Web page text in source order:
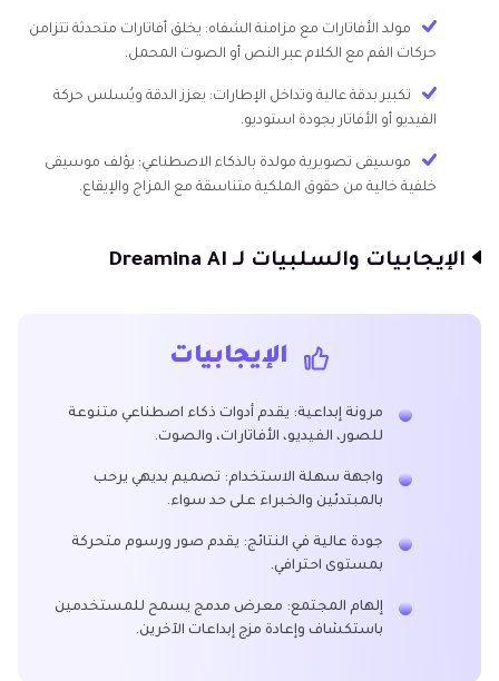
مولد الأفاتارات مع مزامنة الشفاه: يخلق أفاتارات متحدثة تتزامن
حركات الفم مع الكلام عبر النص أو الصوت المحمل.
تكبير بدقة عالية وتداخل الإطارات: يعزز الدقة ويُسلس حركة
الفيديو أو الأفاتار بجودة استوديو.
موسيقى تصويرية مولدة بالذكاء الاصطناعي: يؤلف موسيقى
خلفية خالية من حقوق الملكية متناسقة مع المزاج والإيقاع.
الإيجابيات والسلبيات لـ Dreamina AI
الإيجابيات
مرونة إبداعية: يقدم أدوات ذكاء اصطناعي متنوعة
للصور، الفيديو، الأفاتارات، والصوت.
واجهة سهلة الاستخدام: تصميم بديهي يرحب
بالمبتدئين والخبراء على حد سواء.
جودة عالية في النتائج: يقدم صور ورسوم متحركة
بمستوى احترافي.
إلهام المجتمع: معرض مدمج يسمح للمستخدمين
باستكشاف وإعادة مزج إبداعات الآخرين.